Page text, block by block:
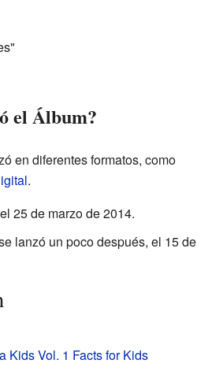
el Álbum?
en diferentes formatos, como
.
25 de marzo de 2014.
lanzó un poco después, el 15 de
Kids Vol. 1 Facts for Kids